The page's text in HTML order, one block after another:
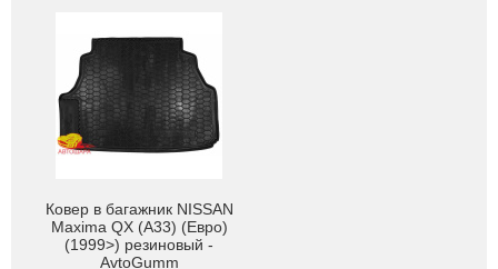
Ковер в багажник NISSAN
Maxima QX (A33) (Евро)
(1999>) резиновый -
AvtoGumm